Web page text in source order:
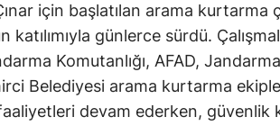
için başlatılan arama kurtarma
katılımıyla günlerce sürdü.
Komutanlığı, AFAD,
Belediyesi arama kurtarma
devam ederken, güvenlik